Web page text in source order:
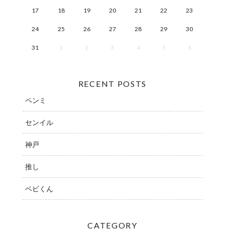
17 18 19 20 21 22 23
24 25 26 27 28 29 30
31 1 2 3 4 5 6
RECENT POSTS
ペンミ
センイル
神戸
推し
ベビくん
CATEGORY